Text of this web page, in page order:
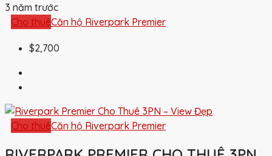
3 năm trước
Cho thuêCăn hộ Riverpark Premier
$2,700
Cho thuêCăn hộ Riverpark Premier